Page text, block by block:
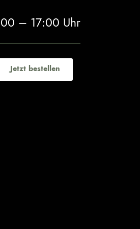
– 17:00 Uhr
Jetzt bestellen